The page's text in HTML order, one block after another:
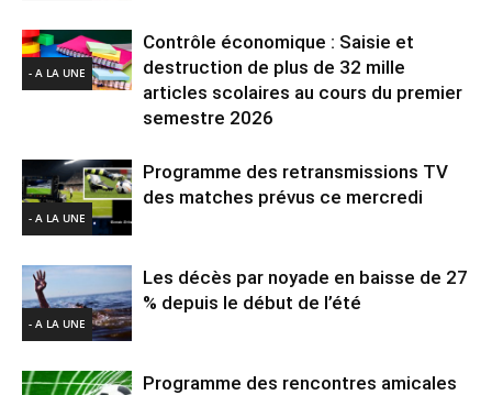
- A LA UNE
Contrôle économique : Saisie et
destruction de plus de 32 mille
articles scolaires au cours du premier
semestre 2026
- A LA UNE
Programme des retransmissions TV
des matches prévus ce mercredi
- A LA UNE
Les décès par noyade en baisse de 27
% depuis le début de l’été
Programme des rencontres amicales